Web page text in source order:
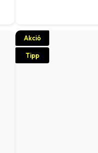
Akció
Tipp